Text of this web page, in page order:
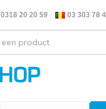
0318 20 20 59 03 303 78